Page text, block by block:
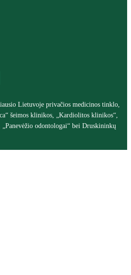
Lietuvoje privačios medicinos tinklo,
šeimos klinikos, „Kardiolitos klinikos“,
odontologai“ bei Druskininkų